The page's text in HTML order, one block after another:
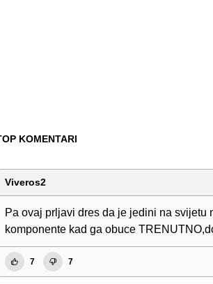
KOMENTARI
Viveros2
Pa ovaj prljavi dres da je jedini na
komponente kad ga obuce
7 7